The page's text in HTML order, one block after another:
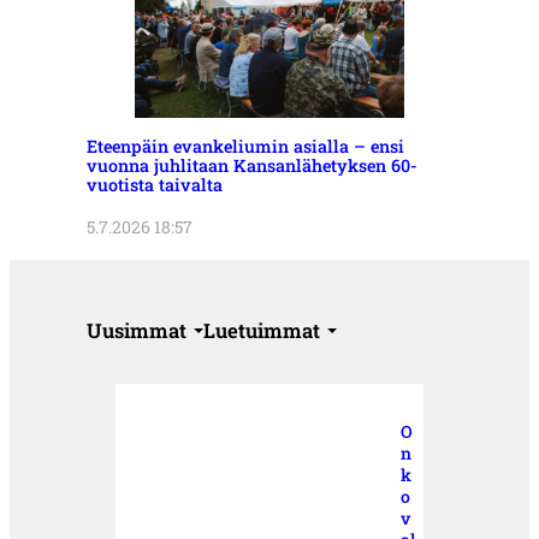
Eteenpäin evankeliumin asialla – ensi
vuonna juhlitaan Kansanlähetyksen 60-
vuotista taivalta
5.7.2026 18:57
Uusimmat Luetuimmat
O
n
k
o
v